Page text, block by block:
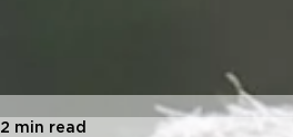
2 min read